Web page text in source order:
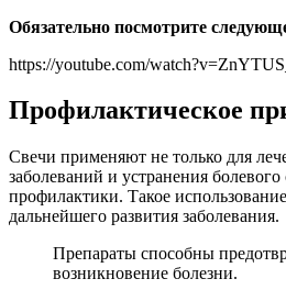
Обязательно посмотрите
https://youtube.com/
Профилактическое
Свечи применяют не только для
заболеваний и устранения
профилактики. Такое
дальнейшего развития заболевания.
Препараты способны
возникновение болезни.